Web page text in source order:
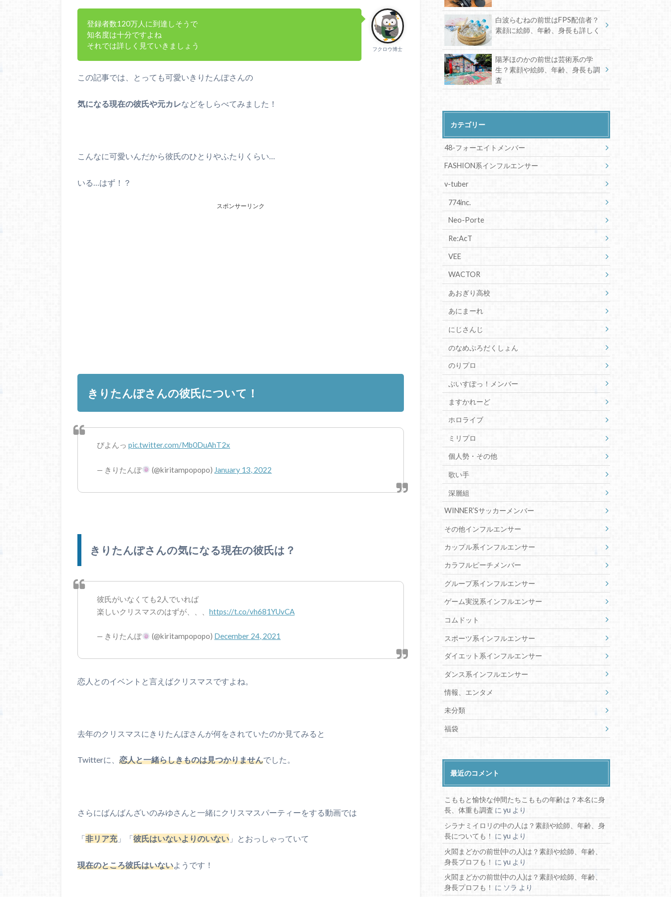
フクロウ博士
登録者数120万人に到達しそうで
知名度は十分ですよね
それでは詳しく見ていきましょう
この記事では、とっても可愛いきりたんぽさんの
気になる現在の彼氏や元カレなどをしらべてみました！
こんなに可愛いんだから彼氏のひとりやふたりくらい…
いる…はず！？
スポンサーリンク
きりたんぽさんの彼氏について！
びよんっ pic.twitter.com/Mb0DuAhT2x
— きりたんぽ (@kiritampopopo) January 13, 2022
きりたんぽさんの気になる現在の彼氏は？
彼氏がいなくても2人でいれば
楽しいクリスマスのはずが、、、 https://t.co/vh681YUvCA
— きりたんぽ (@kiritampopopo) December 24, 2021
恋人とのイベントと言えばクリスマスですよね。
去年のクリスマスにきりたんぽさんが何をされていたのか見てみると
Twitterに、 恋人と一緒らしきものは見つかりませんでした。
さらにばんばんざいのみゆさんと一緒にクリスマスパーティーをする動画では
「非リア充」「彼氏はいないよりのいない 」とおっしゃっていて
現在のところ彼氏はいない ようです！
白波らむねの前世はFPS配信者？
素顔に絵師、年齢、身長も詳しく
陽茅ほのかの前世は芸術系の学
生？素顔や絵師、年齢、身長も調
査
カテゴリー
48-フォーエイトメンバー
FASHION系インフルエンサー
v-tuber
774inc.
Neo-Porte
Re:AcT
VEE
WACTOR
あおぎり高校
あにまーれ
にじさんじ
のなめぷろだくしょん
のりプロ
ぶいすぽっ！メンバー
ますかれーど
ホロライブ
ミリプロ
個人勢・その他
歌い手
深層組
WINNER’Sサッカーメンバー
その他インフルエンサー
カップル系インフルエンサー
カラフルピーチメンバー
グループ系インフルエンサー
ゲーム実況系インフルエンサー
コムドット
スポーツ系インフルエンサー
ダイエット系インフルエンサー
ダンス系インフルエンサー
情報、エンタメ
未分類
福袋
最近のコメント
こももと愉快な仲間たちこももの年齢は？本名に身
長、体重も調査 にyu より
シラナミイロリの中の人は？素顔や絵師、年齢、身
長についても！ にyu より
火閻まどかの前世(中の人)は？素顔や絵師、年齢、
身長プロフも！ にyu より
火閻まどかの前世(中の人)は？素顔や絵師、年齢、
身長プロフも！ に ソラ より